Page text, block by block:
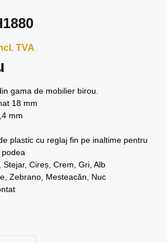
TVA
gama de mobilier birou.
18 mm
mm
plastic cu reglaj fin pe inaltime pentru
Cireș, Crem, Gri, Alb
Zebrano, Mesteacăn, Nuc